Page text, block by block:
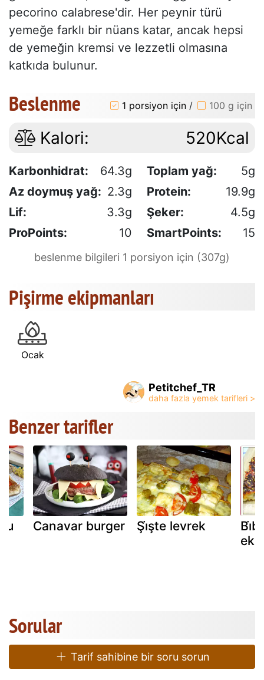
pecorino calabrese'dir. Her peynir türü
yemeğe farklı bir nüans katar, ancak hepsi
de yemeğin kremsi ve lezzetli olmasına
katkıda bulunur.
Beslenme 1 porsiyon için / 100 g için
Kalori: 520Kcal
Karbonhidrat: 64.3g Toplam yağ:
5g
Az doymuş yağ: 2.3g Protein:
19.9g
Lif:
3.3g Şeker:
4.5g
ProPoints:
10 SmartPoints: 15
beslenme bilgileri 1 porsiyon için (307g)
Pişirme ekipmanları
Ocak
Petitchef_TR
Benzer tarifler
Canavar burger Şi̇şte levrek
Sorular
Tarif sahibine bir soru sorun